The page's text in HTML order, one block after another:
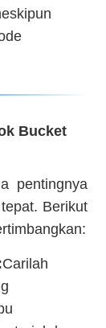
Bucket
pentingnya
Berikut
Carilah